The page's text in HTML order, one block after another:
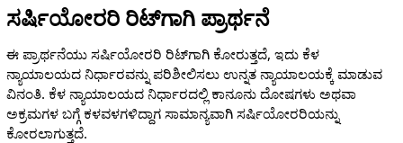
ಸರ್ಷಿಯೋರರಿ ರಿಟ್‌ಗಾಗಿ ಪ್ರಾರ್ಥನೆ
ಈ ಪ್ರಾರ್ಥನೆಯು ಸರ್ಷಿಯೋರರಿ ರಿಟ್‌ಗಾಗಿ ಕೋರುತ್ತದೆ, ಇದು ಕೆಳ
ನ್ಯಾಯಾಲಯದ ನಿರ್ಧಾರವನ್ನು ಪರಿಶೀಲಿಸಲು ಉನ್ನತ ನ್ಯಾಯಾಲಯಕ್ಕೆ ಮಾಡುವ
ವಿನಂತಿ. ಕೆಳ ನ್ಯಾಯಾಲಯದ ನಿರ್ಧಾರದಲ್ಲಿ ಕಾನೂನು ದೋಷಗಳು ಅಥವಾ
ಅಕ್ರಮಗಳ ಬಗ್ಗೆ ಕಳವಳಗಳಿದ್ದಾಗ ಸಾಮಾನ್ಯವಾಗಿ ಸರ್ಷಿಯೋರರಿಯನ್ನು
ಕೋರಲಾಗುತ್ತದೆ.